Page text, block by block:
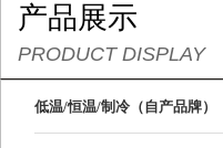
产品展示
PRODUCT DISPLAY
低温/恒温/制冷（自产品牌）